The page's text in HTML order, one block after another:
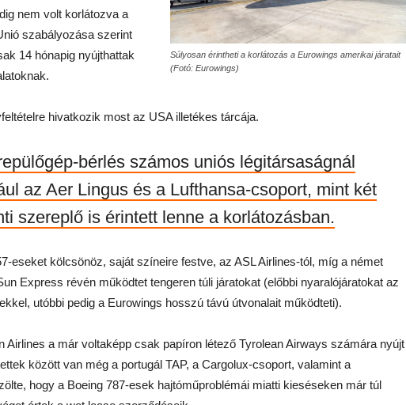
Súlyosan érintheti a korlátozás a Eurowings amerikai járatait
(Fotó: Eurowings)
nem volt korlátozva a
szabályozása szerint
14 hónapig nyújthattak
hivatkozik most az USA illetékes tárcája.
bérlés számos uniós légitársaságnál
az Aer Lingus és a Lufthansa-csoport, mint két
szereplő is érintett lenne a korlátozásban.
eseket kölcsönöz, saját színeire festve, az ASL Airlines-tól, míg a német
Express révén működtet tengeren túli járatokat (előbbi nyaralójáratokat az
utóbbi pedig a Eurowings hosszú távú útvonalait működteti).
Airlines a már voltaképp csak papíron létező Tyrolean Airways számára nyújt
között van még a portugál TAP, a Cargolux-csoport, valamint a
hogy a Boeing 787-esek hajtóműproblémái miatti kieséseken már túl